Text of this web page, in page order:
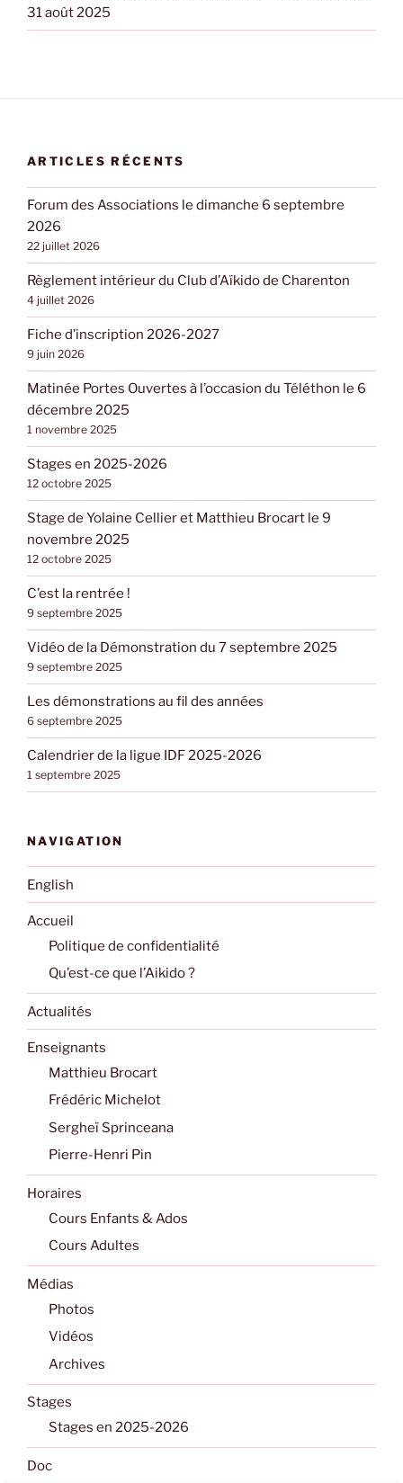
31 août 2025
ARTICLES RÉCENTS
Forum des Associations le dimanche 6 septembre
2026
22 juillet 2026
Règlement intérieur du Club d’Aïkido de Charenton
4 juillet 2026
Fiche d’inscription 2026-2027
9 juin 2026
Matinée Portes Ouvertes à l’occasion du Téléthon le 6
décembre 2025
1 novembre 2025
Stages en 2025-2026
12 octobre 2025
Stage de Yolaine Cellier et Matthieu Brocart le 9
novembre 2025
12 octobre 2025
C’est la rentrée !
9 septembre 2025
Vidéo de la Démonstration du 7 septembre 2025
9 septembre 2025
Les démonstrations au fil des années
6 septembre 2025
Calendrier de la ligue IDF 2025-2026
1 septembre 2025
NAVIGATION
English
Accueil
Politique de confidentialité
Qu’est-ce que l’Aikido ?
Actualités
Enseignants
Matthieu Brocart
Frédéric Michelot
Sergheï Sprinceana
Pierre-Henri Pin
Horaires
Cours Enfants & Ados
Cours Adultes
Médias
Photos
Vidéos
Archives
Stages
Stages en 2025-2026
Doc